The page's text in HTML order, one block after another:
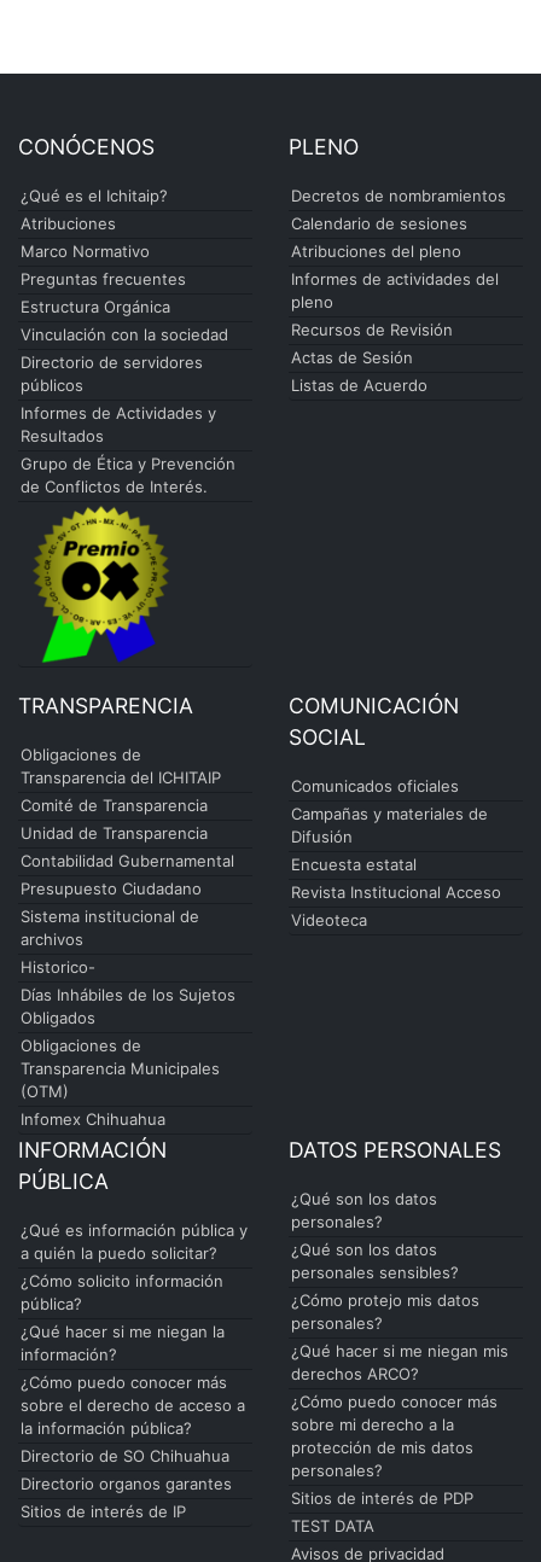
CONÓCENOS
¿Qué es el Ichitaip?
Atribuciones
Marco Normativo
Preguntas frecuentes
Estructura Orgánica
Vinculación con la sociedad
Directorio de servidores
públicos
Informes de Actividades y
Resultados
Grupo de Ética y Prevención
de Conflictos de Interés.
PLENO
Decretos de nombramientos
Calendario de sesiones
Atribuciones del pleno
Informes de actividades del
pleno
Recursos de Revisión
Actas de Sesión
Listas de Acuerdo
TRANSPARENCIA
Obligaciones de
Transparencia del ICHITAIP
Comité de Transparencia
Unidad de Transparencia
Contabilidad Gubernamental
Presupuesto Ciudadano
Sistema institucional de
archivos
Historico-
Días Inhábiles de los Sujetos
Obligados
Obligaciones de
Transparencia Municipales
(OTM)
Infomex Chihuahua
COMUNICACIÓN
SOCIAL
Comunicados oficiales
Campañas y materiales de
Difusión
Encuesta estatal
Revista Institucional Acceso
Videoteca
INFORMACIÓN
PÚBLICA
¿Qué es información pública y
a quién la puedo solicitar?
¿Cómo solicito información
pública?
¿Qué hacer si me niegan la
información?
¿Cómo puedo conocer más
sobre el derecho de acceso a
la información pública?
Directorio de SO Chihuahua
Directorio organos garantes
Sitios de interés de IP
DATOS PERSONALES
¿Qué son los datos
personales?
¿Qué son los datos
personales sensibles?
¿Cómo protejo mis datos
personales?
¿Qué hacer si me niegan mis
derechos ARCO?
¿Cómo puedo conocer más
sobre mi derecho a la
protección de mis datos
personales?
Sitios de interés de PDP
TEST DATA
Avisos de privacidad